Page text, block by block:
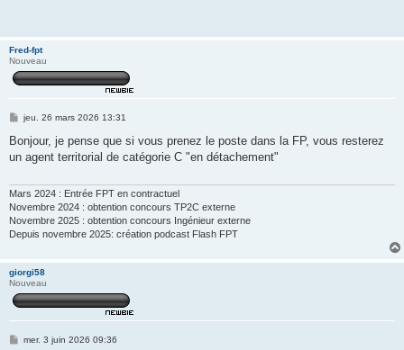
Fred-fpt
Nouveau
M
s
a
jeu. 26 mars 2026 13:31
Bonjour, je pense que si vous prenez le poste dans la FP, vous resterez
un agent territorial de catégorie C "en détachement"
Mars 2024 : Entrée FPT en contractuel
Novembre 2024 : obtention concours TP2C externe
Novembre 2025 : obtention concours Ingénieur externe
Depuis novembre 2025: création podcast Flash FPT
giorgi58
Nouveau
Mmer. 3 juin 2026 09:36